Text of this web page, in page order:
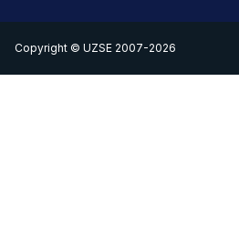
Copyright © UZSE 2007-2026